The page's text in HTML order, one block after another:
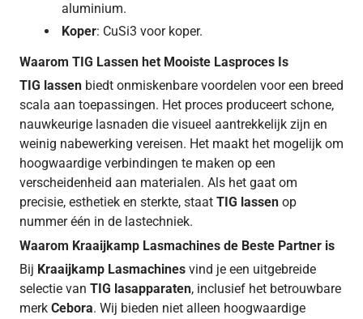
aluminium.
Koper: CuSi3 voor koper.
Waarom TIG Lassen het Mooiste Lasproces Is
TIG lassen biedt onmiskenbare voordelen voor een breed
scala aan toepassingen. Het proces produceert schone,
nauwkeurige lasnaden die visueel aantrekkelijk zijn en
weinig nabewerking vereisen. Het maakt het mogelijk om
hoogwaardige verbindingen te maken op een
verscheidenheid aan materialen. Als het gaat om
precisie, esthetiek en sterkte, staat TIG lassen op
nummer één in de lastechniek.
Waarom Kraaijkamp Lasmachines de Beste Partner is
Bij Kraaijkamp Lasmachines vind je een uitgebreide
selectie van TIG lasapparaten, inclusief het betrouwbare
merk Cebora. Wij bieden niet alleen hoogwaardige